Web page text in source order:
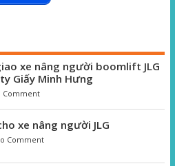
xe nâng người boomlift JLG
Giấy Minh Hưng
Comment
xe nâng người JLG
Comment